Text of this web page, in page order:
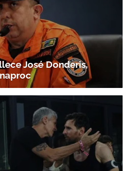
José Donderis,